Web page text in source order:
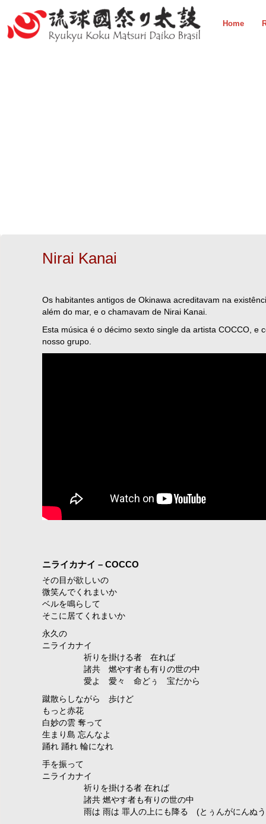
Home
Nirai Kanai
Os habitantes antigos de Okinawa acreditavam na
além do mar, e o chamavam de Nirai Kanai.
Esta música é o décimo sexto single da artista COCCO, e
nosso grupo.
ニライカナイ – COCCO
その目が欲しいの
微笑んでくれまいか
ベルを鳴らして
そこに居てくれまいか
永久の
ニライカナイ
祈りを掛ける者 在れば
諸共 燃やす者も有りの世の中
愛よ 愛々 命どぅ 宝だから
蹴散らしながら 歩けど
もっと赤花
白妙の雲 奪って
生まり島 忘んなよ
踊れ 踊れ 輪になれ
手を振って
ニライカナイ
祈りを掛ける者 在れば
諸共 燃やす者も有りの世の中
雨は 雨は 罪人の上にも降る (とぅんがにんぬ